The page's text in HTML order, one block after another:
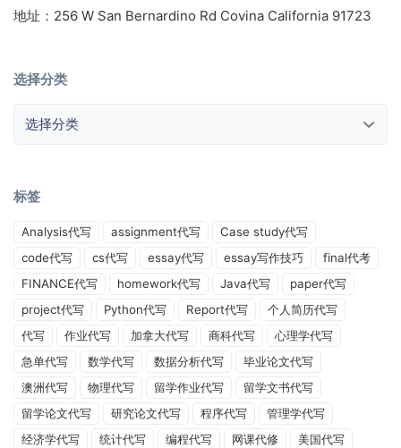
地址：256 W San Bernardino Rd Covina California 91723
选择分类
标签
Analysis代写 assignment代写
Case study代写
code代写
cs代写 essay代写 essay写作技巧
final代考
FINANCE代写
homework代写 Java代写
paper代写
project代写
Python代写 Report代写
个人简历代写
代写
作业代写 加拿大代写 商科代写
心理学代写
急单代写
数学代写 数据分析代写
毕业论文代写
澳洲代写
物理代写 留学作业代写
留学文书代写
留学论文代写
研究论文代写 程序代写
管理学代写
经济学代写
统计代写 编程代写 网课代修
美国代写